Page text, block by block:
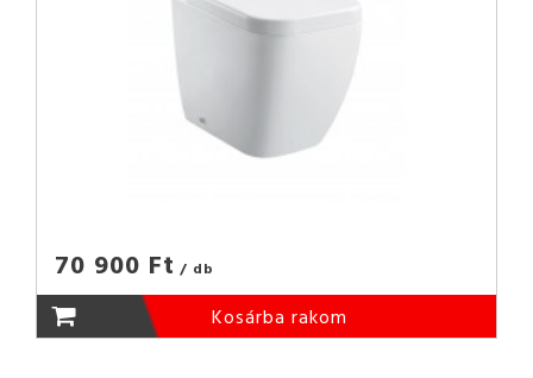
70 900 Ft / db
Kosárba rakom